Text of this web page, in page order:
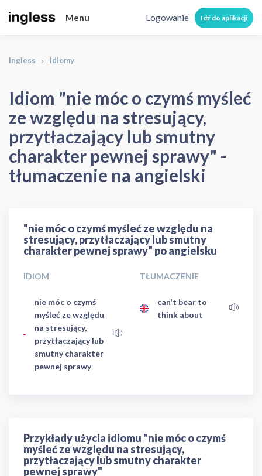
Menu Logowanie Idź do aplikacji
Ingless Idiomy
Idiom "nie móc o czymś myśleć
ze względu na stresujący,
przytłaczający lub smutny
charakter pewnej sprawy" -
tłumaczenie na angielski
"nie móc o czymś myśleć ze względu na
stresujący, przytłaczający lub smutny
charakter pewnej sprawy" po angielsku
IDIOM TŁUMACZENIE
nie móc o czymś
myśleć ze względu
na stresujący,
przytłaczający lub
smutny charakter
pewnej sprawy
can't bear to
think about
Przykłady użycia idiomu "nie móc o czymś
myśleć ze względu na stresujący,
przytłaczający lub smutny charakter
pewnej sprawy"